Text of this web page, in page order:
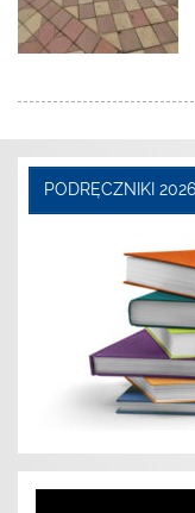
PODRĘCZNIKI